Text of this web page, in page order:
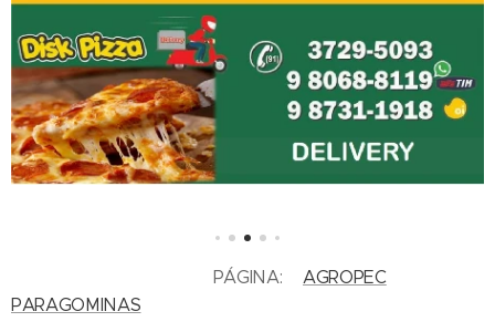
PÁGINA: AGROPEC
PARAGOMINAS